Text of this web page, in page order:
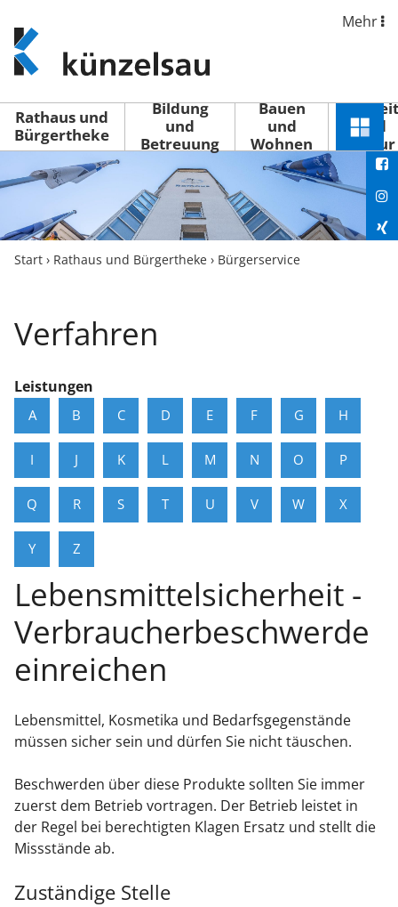
www.kuenzelsau.de
(zur
Startseite)
Mehr
Rathaus und
Bürgertheke
Bildung
und
Betreuung
Bauen
und
Wohnen
Freizeit
und
Kultur
Menü
Start › Rathaus und Bürgertheke › Bürgerservice
Verfahren
Leistungen
A B C D E F G H
I J K L M N O P
Q R S T U V W X
Y Z
Lebensmittelsicherheit -
Verbraucherbeschwerde
einreichen
Lebensmittel, Kosmetika und Bedarfsgegenstände
müssen sicher sein und dürfen Sie nicht täuschen.
Beschwerden über diese Produkte sollten Sie immer
zuerst dem Betrieb vortragen. Der Betrieb leistet in
der Regel bei berechtigten Klagen Ersatz und stellt die
Missstände ab.
Zuständige Stelle